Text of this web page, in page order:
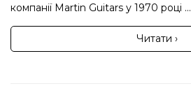
компанії Martin Guitars у 1970 році ...
Читати ›